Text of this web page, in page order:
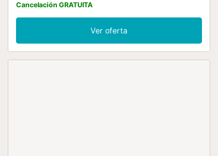
de alta velocidad, aire acondicionado/calefacción en el
salón y en todos los dormitorios, lavadora y televisión por
satélite. Una cuna y una trona están disponibles bajo
petición sin coste adicional. La villa cuenta con una zona
exterior privada con piscina (abierta todo el año), un jardín,
Cancelación GRATUITA
Ver oferta